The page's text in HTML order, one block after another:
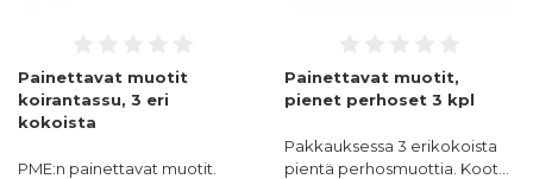
Painettavat muotit
koirantassu, 3 eri
kokoista
PME:n painettavat muotit.
Painettavat muotit,
pienet perhoset 3 kpl
Pakkauksessa 3 erikokoista
pientä perhosmuottia. Koot…